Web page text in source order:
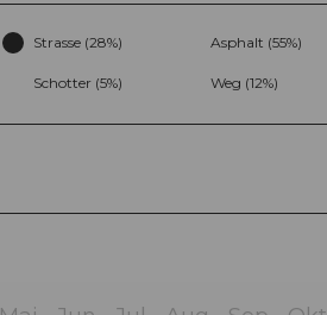
Strasse (28%) Asphalt (55%)
Schotter (5%) Weg (12%)